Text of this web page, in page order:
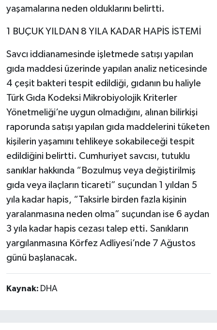
yaşamalarına neden olduklarını belirtti.
1 BUÇUK YILDAN 8 YILA KADAR HAPİS İSTEMİ
Savcı iddianamesinde işletmede satışı yapılan
gıda maddesi üzerinde yapılan analiz neticesinde
4 çeşit bakteri tespit edildiği, gıdanın bu haliyle
Türk Gıda Kodeksi Mikrobiyolojik Kriterler
Yönetmeliği’ne uygun olmadığını, alınan bilirkişi
raporunda satışı yapılan gıda maddelerini tüketen
kişilerin yaşamını tehlikeye sokabileceği tespit
edildiğini belirtti. Cumhuriyet savcısı, tutuklu
sanıklar hakkında “Bozulmuş veya değiştirilmiş
gıda veya ilaçların ticareti” suçundan 1 yıldan 5
yıla kadar hapis, “Taksirle birden fazla kişinin
yaralanmasına neden olma” suçundan ise 6 aydan
3 yıla kadar hapis cezası talep etti. Sanıkların
yargılanmasına Körfez Adliyesi’nde 7 Ağustos
günü başlanacak.
Kaynak: DHA